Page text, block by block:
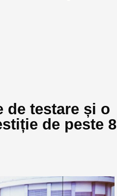
de testare și o
de peste 8